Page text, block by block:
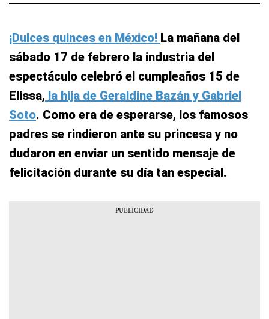
¡Dulces quinces en México! La mañana del
sábado 17 de febrero la industria del
espectáculo celebró el cumpleaños 15 de
Elissa, la hija de Geraldine Bazán y Gabriel
Soto. Como era de esperarse, los famosos
padres se rindieron ante su princesa y no
dudaron en enviar un sentido mensaje de
felicitación durante su día tan especial.